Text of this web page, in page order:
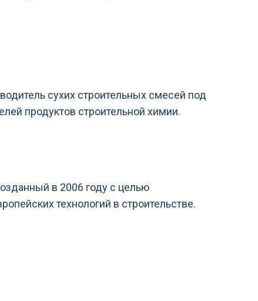
сухих строительных смесей под
продуктов строительной химии.
в 2006 году с целью
технологий в строительстве.